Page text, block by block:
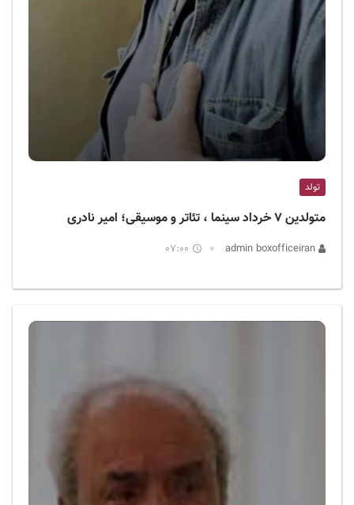
تولد
متولدین ۷ خرداد سینما ، تئاتر و موسیقی؛ امیر نادری
07:00